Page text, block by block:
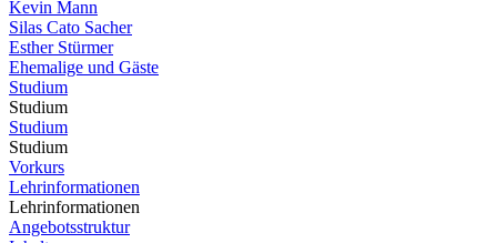
Kevin Mann
Silas Cato Sacher
Esther Stürmer
Ehemalige und Gäste
Studium
Studium
Studium
Studium
Vorkurs
Lehrinformationen
Lehrinformationen
Angebotsstruktur